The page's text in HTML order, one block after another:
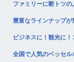
ファミリーに断トツ
豊富なラインナップ
ビジネスに！観光に
全国で人気のベッセル